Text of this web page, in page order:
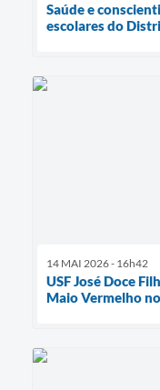
Saúde e
escolares do
14 MAI 2026 - 16h42
USF José Doce
Maio Vermelho